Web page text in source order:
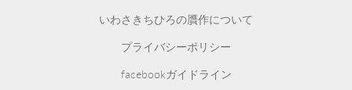
いわさきちひろの贋作について
プライバシーポリシー
facebookガイドライン